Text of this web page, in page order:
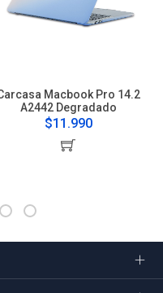
Macbook Pro 14.2
A2442 Degradado
$11.990